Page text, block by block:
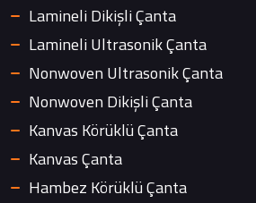
Lamineli Dikişli Çanta
Lamineli Ultrasonik Çanta
Nonwoven Ultrasonik Çanta
Nonwoven Dikişli Çanta
Kanvas Körüklü Çanta
Kanvas Çanta
Hambez Körüklü Çanta